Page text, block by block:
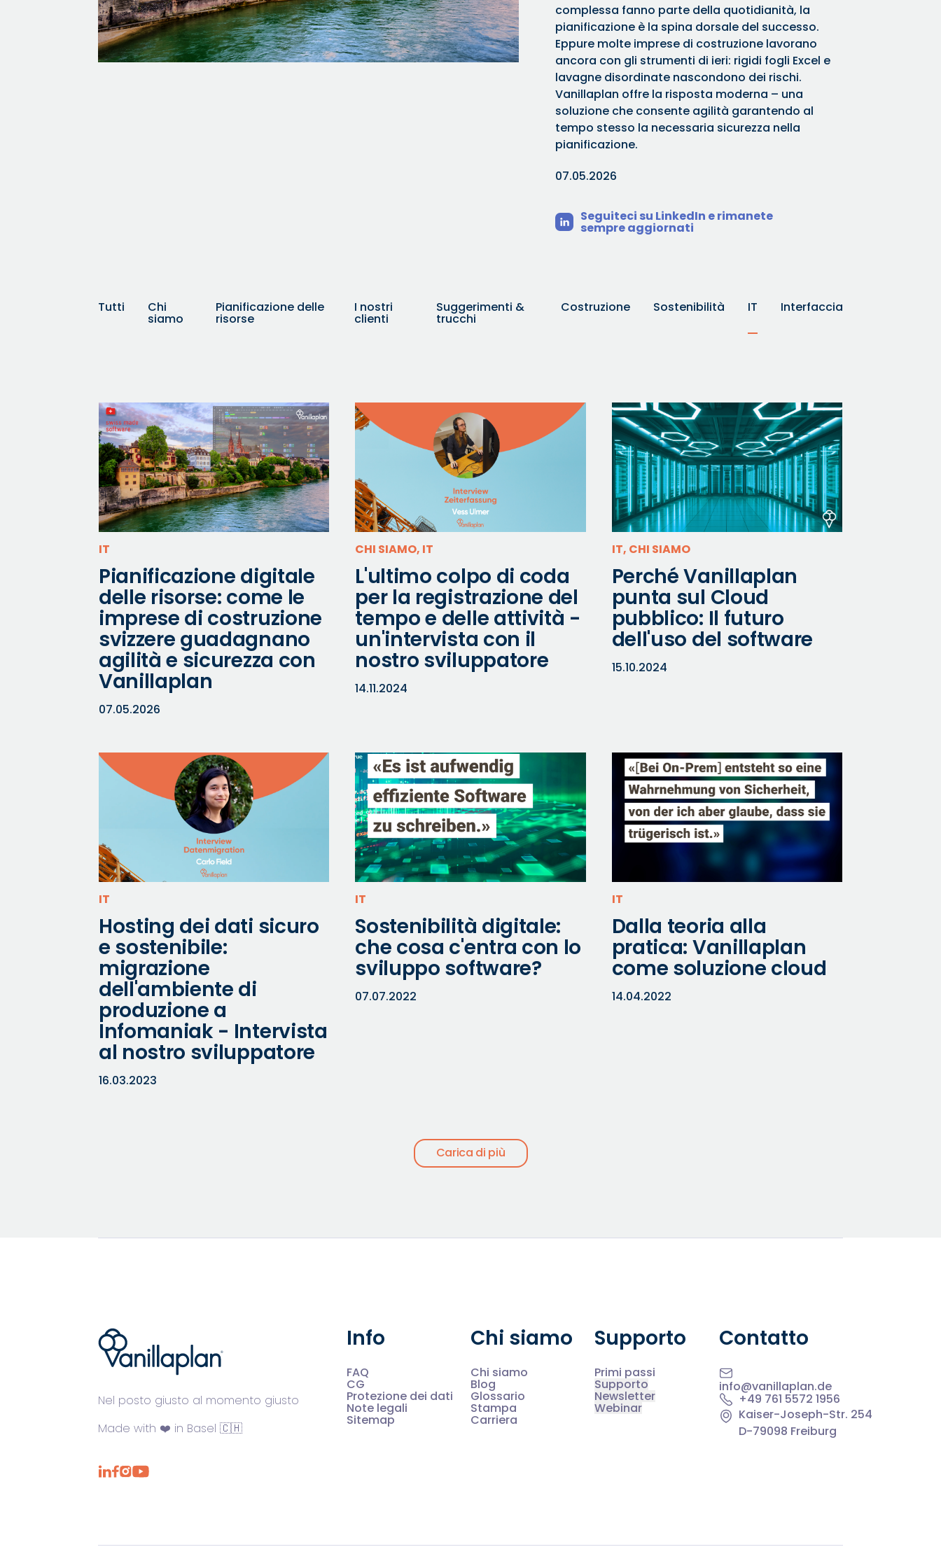
complessa fanno parte della quotidianità, la
pianificazione è la spina dorsale del successo.
Eppure molte imprese di costruzione lavorano
ancora con gli strumenti di ieri: rigidi fogli Excel e
lavagne disordinate nascondono dei rischi.
Vanillaplan offre la risposta moderna – una
soluzione che consente agilità garantendo al
tempo stesso la necessaria sicurezza nella
pianificazione.
07.05.2026
Seguiteci su LinkedIn e rimanete
sempre aggiornati
Tutti Chi
siamo
Pianificazione delle
risorse
I nostri
clienti
Suggerimenti &
trucchi
Costruzione Sostenibilità IT Interfaccia
IT
Pianificazione digitale
delle risorse: come le
imprese di costruzione
svizzere guadagnano
agilità e sicurezza con
Vanillaplan
07.05.2026
CHI SIAMO, IT
L'ultimo colpo di coda
per la registrazione del
tempo e delle attività -
un'intervista con il
nostro sviluppatore
14.11.2024
IT, CHI SIAMO
Perché Vanillaplan
punta sul Cloud
pubblico: Il futuro
dell'uso del software
15.10.2024
IT
Hosting dei dati sicuro
e sostenibile:
migrazione
dell'ambiente di
produzione a
Infomaniak - Intervista
al nostro sviluppatore
16.03.2023
IT
Sostenibilità digitale:
che cosa c'entra con lo
sviluppo software?
07.07.2022
IT
Dalla teoria alla
pratica: Vanillaplan
come soluzione cloud
14.04.2022
Carica di più
®
Nel posto giusto al momento giusto
Made with ❤️ in Basel 🇨🇭
Info
FAQ
CG
Protezione dei dati
Note legali
Sitemap
Chi siamo
Chi siamo
Blog
Glossario
Stampa
Carriera
Supporto
Primi passi
Supporto
Newsletter
Webinar
Contatto
info@vanillaplan.de
+49 761 5572 1956
Kaiser-Joseph-Str. 254
D-79098 Freiburg